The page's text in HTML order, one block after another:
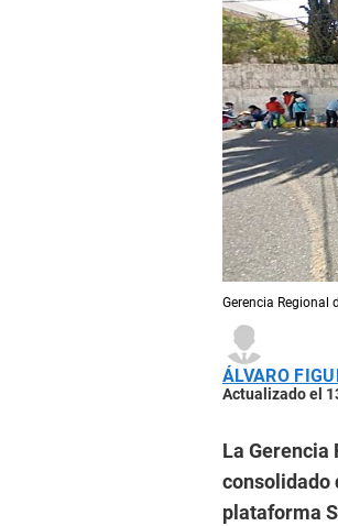
Gerencia Regional
ÁLVARO
Actualizado el
La Gerencia
consolidado
plataforma